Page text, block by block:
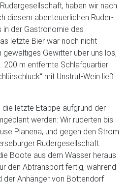
haben wir nach
diesem abenteuerlichen Ruder-
in der Gastronomie des
letzte Bier war noch nicht
gewaltiges Gewitter über uns los,
200 m entfernte Schlafquartier
mit Unstrut-Wein ließ
letzte Etappe aufgrund der
werden: Wir ruderten bis
Planena, und gegen den Strom
Rudergesellschaft.
Boote aus dem Wasser heraus
den Abtransport fertig, während
der Anhänger von Bottendorf